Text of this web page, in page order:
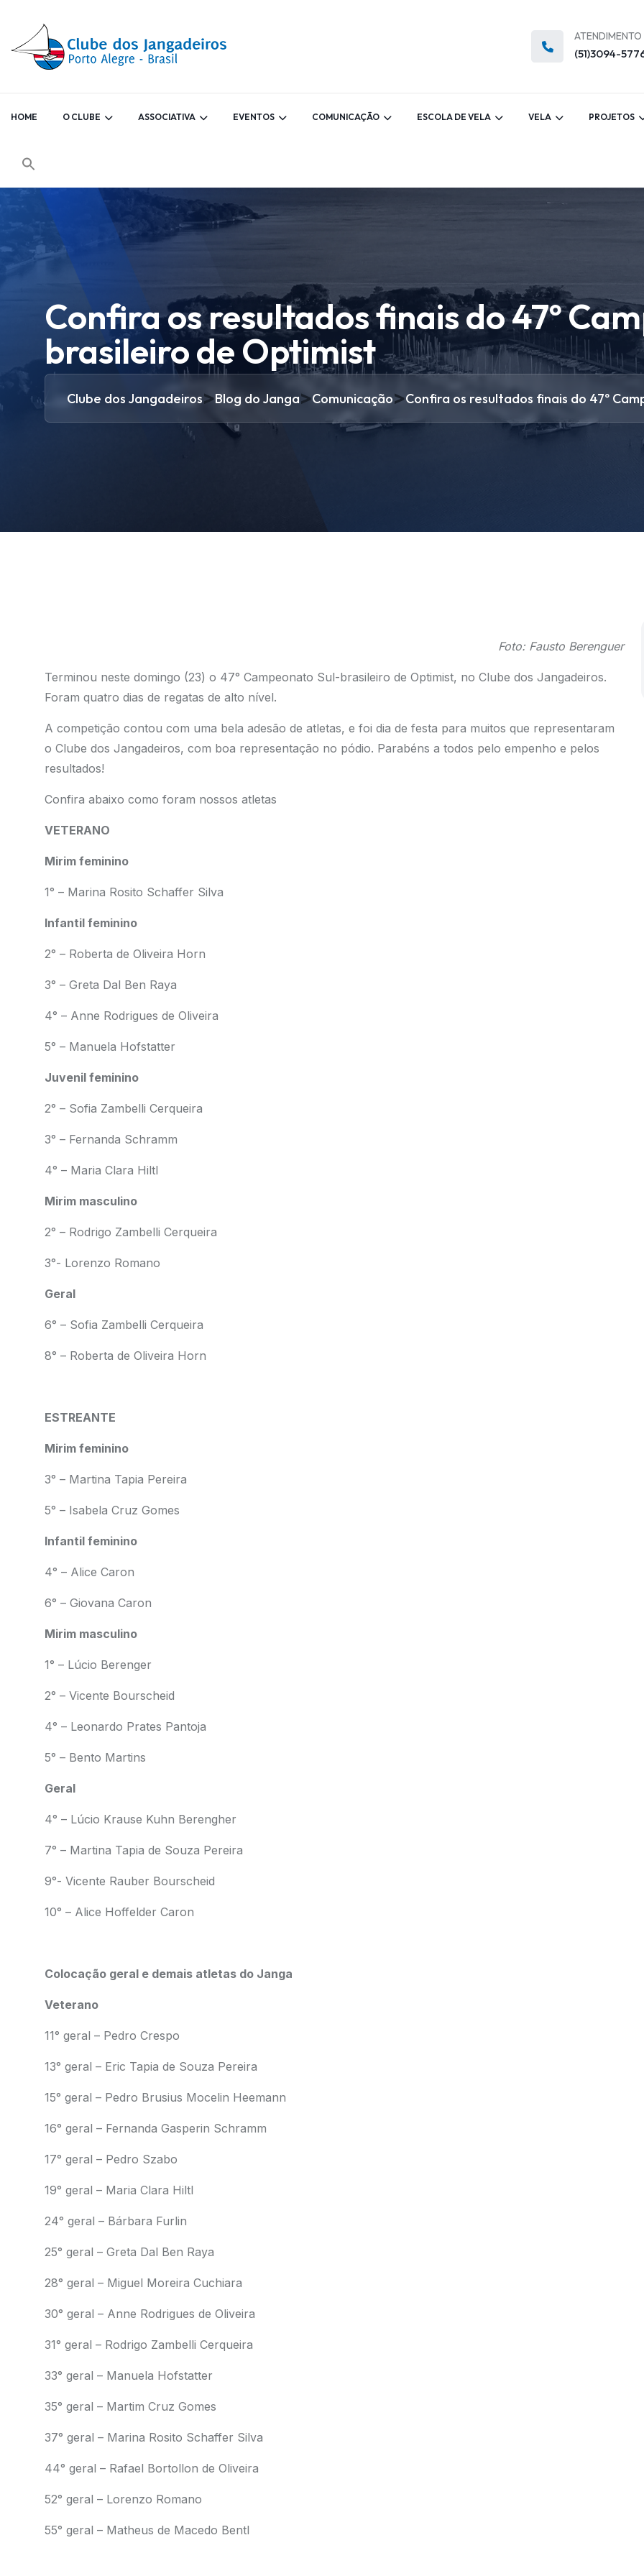
ATENDIMENTO
(51)3094-
HOME O CLUBE ASSOCIATIVA EVENTOS COMUNICAÇÃO ESCOLA DE VELA VELA PROJETOS
Confira os resultados finais do 47º
brasileiro de Optimist
Clube dos Jangadeiros>Blog do Janga>Comunicação>Confira os resultados finais do 47º
Foto: Fausto Berenguer
Terminou neste domingo (23) o 47° Campeonato Sul-brasileiro de Optimist, no Clube dos Jangadeiros.
Foram quatro dias de regatas de alto nível.
A competição contou com uma bela adesão de atletas, e foi dia de festa para muitos que representaram
o Clube dos Jangadeiros, com boa representação no pódio. Parabéns a todos pelo empenho e pelos
resultados!
Confira abaixo como foram nossos atletas
VETERANO
Mirim feminino
1° – Marina Rosito Schaffer Silva
Infantil feminino
2° – Roberta de Oliveira Horn
3° – Greta Dal Ben Raya
4° – Anne Rodrigues de Oliveira
5° – Manuela Hofstatter
Juvenil feminino
2° – Sofia Zambelli Cerqueira
3° – Fernanda Schramm
4° – Maria Clara Hiltl
Mirim masculino
2° – Rodrigo Zambelli Cerqueira
3°- Lorenzo Romano
Geral
6° – Sofia Zambelli Cerqueira
8° – Roberta de Oliveira Horn
ESTREANTE
Mirim feminino
3° – Martina Tapia Pereira
5° – Isabela Cruz Gomes
Infantil feminino
4° – Alice Caron
6° – Giovana Caron
Mirim masculino
1° – Lúcio Berenger
2° – Vicente Bourscheid
4° – Leonardo Prates Pantoja
5° – Bento Martins
Geral
4° – Lúcio Krause Kuhn Berengher
7° – Martina Tapia de Souza Pereira
9°- Vicente Rauber Bourscheid
10° – Alice Hoffelder Caron
Colocação geral e demais atletas do Janga
Veterano
11° geral – Pedro Crespo
13° geral – Eric Tapia de Souza Pereira
15° geral – Pedro Brusius Mocelin Heemann
16° geral – Fernanda Gasperin Schramm
17° geral – Pedro Szabo
19° geral – Maria Clara Hiltl
24° geral – Bárbara Furlin
25° geral – Greta Dal Ben Raya
28° geral – Miguel Moreira Cuchiara
30° geral – Anne Rodrigues de Oliveira
31° geral – Rodrigo Zambelli Cerqueira
33° geral – Manuela Hofstatter
35° geral – Martim Cruz Gomes
37° geral – Marina Rosito Schaffer Silva
44° geral – Rafael Bortollon de Oliveira
52° geral – Lorenzo Romano
55° geral – Matheus de Macedo Bentl